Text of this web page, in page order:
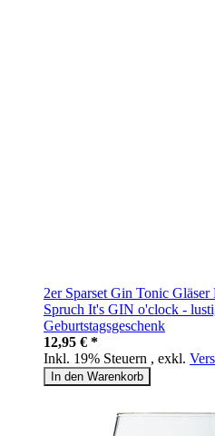
2er Sparset Gin Tonic
Spruch It's GIN o'clock -
Geburtstagsgeschenk
12,95 € *
Inkl. 19% Steuern , exkl.
In den Warenkorb